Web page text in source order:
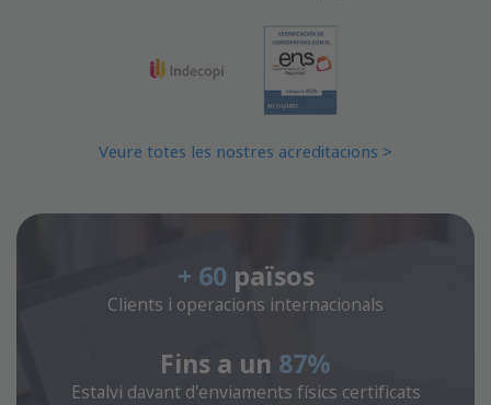
Veure totes les nostres acreditacions >
+ 60països
Clients i operacions internacionals
Fins a un 87%
Estalvi davant d'enviaments físics certificats